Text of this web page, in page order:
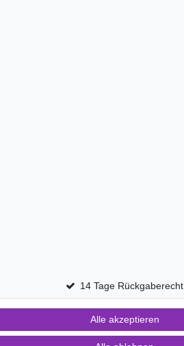
14 Tage Rückgaberecht
Alle akzeptieren